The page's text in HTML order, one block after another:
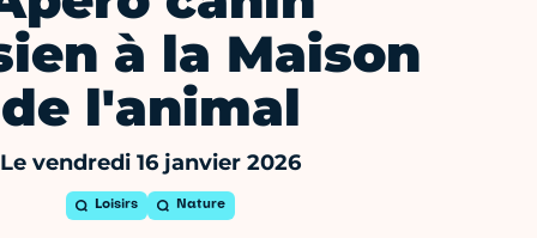
à la Maison
de l'animal
Le vendredi 16 janvier 2026
Loisirs Nature